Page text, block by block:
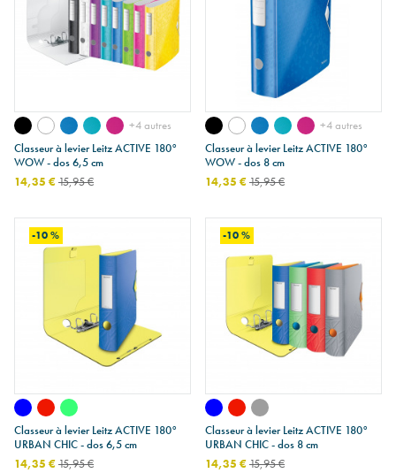
+4 autres
Classeur à levier Leitz ACTIVE 180°
WOW - dos 6,5 cm
14,35 €15,95 €
+4 autres
Classeur à levier Leitz ACTIVE 180°
WOW - dos 8 cm
14,35 €15,95 €
-10 %
Classeur à levier Leitz ACTIVE 180°
URBAN CHIC - dos 6,5 cm
14,35 €15,95 €
-10 %
Classeur à levier Leitz ACTIVE 180°
URBAN CHIC - dos 8 cm
14,35 €15,95 €